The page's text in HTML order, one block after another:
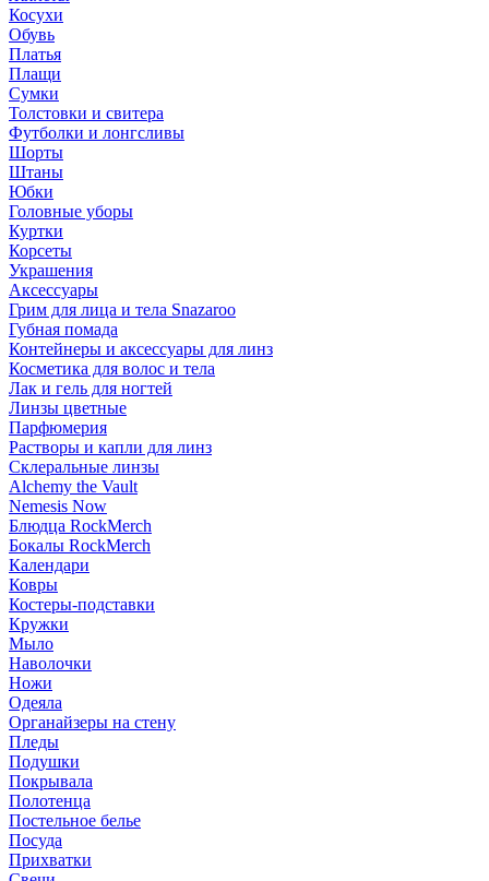
Косухи
Обувь
Платья
Плащи
Сумки
Толстовки и свитера
Футболки и лонгсливы
Шорты
Штаны
Юбки
Головные уборы
Куртки
Корсеты
Украшения
Аксессуары
Грим для лица и тела Snazaroo
Губная помада
Контейнеры и аксессуары для линз
Косметика для волос и тела
Лак и гель для ногтей
Линзы цветные
Парфюмерия
Растворы и капли для линз
Склеральные линзы
Alchemy the Vault
Nemesis Now
Блюдца RockMerch
Бокалы RockMerch
Календари
Ковры
Костеры-подставки
Кружки
Мыло
Наволочки
Ножи
Одеяла
Органайзеры на стену
Пледы
Подушки
Покрывала
Полотенца
Постельное белье
Посуда
Прихватки